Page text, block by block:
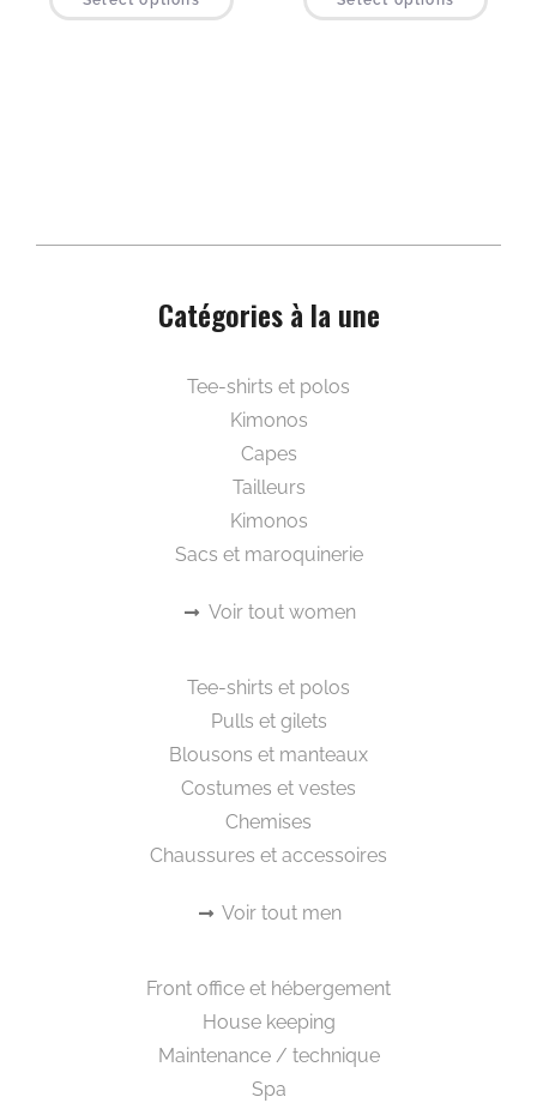
Catégories à la une
Tee-shirts et polos
Kimonos
Capes
Tailleurs
Kimonos
Sacs et maroquinerie
Voir tout women
Tee-shirts et polos
Pulls et gilets
Blousons et manteaux
Costumes et vestes
Chemises
Chaussures et accessoires
Voir tout men
Front office et hébergement
House keeping
Maintenance / technique
Spa